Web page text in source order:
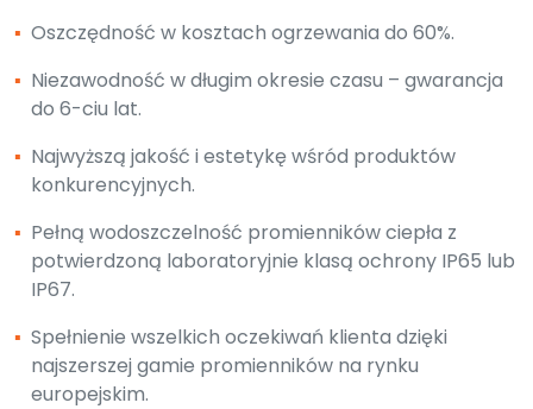
▪ Oszczędność w kosztach ogrzewania do 60%.
▪ Niezawodność w długim okresie czasu – gwarancja
do 6-ciu lat.
▪ Najwyższą jakość i estetykę wśród produktów
konkurencyjnych.
▪ Pełną wodoszczelność promienników ciepła z
potwierdzoną laboratoryjnie klasą ochrony IP65 lub
IP67.
▪ Spełnienie wszelkich oczekiwań klienta dzięki
najszerszej gamie promienników na rynku
europejskim.